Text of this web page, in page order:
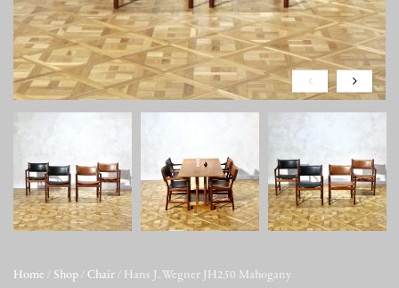
Home / Shop / Chair / Hans J. Wegner JH250 Mahogany